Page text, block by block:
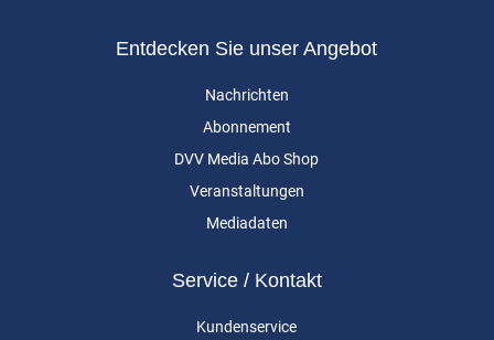
Entdecken Sie unser Angebot
Nachrichten
Abonnement
DVV Media Abo Shop
Veranstaltungen
Mediadaten
Service / Kontakt
Kundenservice